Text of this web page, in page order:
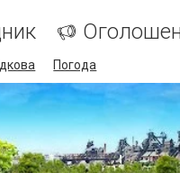
Погода